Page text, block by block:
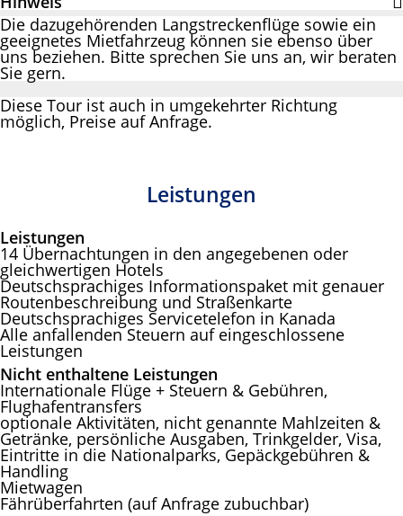
Die dazugehörenden Langstreckenflüge sowie ein
geeignetes Mietfahrzeug können sie ebenso über
uns beziehen. Bitte sprechen Sie uns an, wir beraten
Sie gern.
Diese Tour ist auch in umgekehrter Richtung
möglich, Preise auf Anfrage.
Leistungen
Leistungen
14 Übernachtungen in den angegebenen oder
gleichwertigen Hotels
Deutschsprachiges Informationspaket mit genauer
Routenbeschreibung und Straßenkarte
Deutschsprachiges Servicetelefon in Kanada
Alle anfallenden Steuern auf eingeschlossene
Leistungen
Nicht enthaltene Leistungen
Internationale Flüge + Steuern & Gebühren,
Flughafentransfers
optionale Aktivitäten, nicht genannte Mahlzeiten &
Getränke, persönliche Ausgaben, Trinkgelder, Visa,
Eintritte in die Nationalparks, Gepäckgebühren &
Handling
Mietwagen
Fährüberfahrten (auf Anfrage zubuchbar)